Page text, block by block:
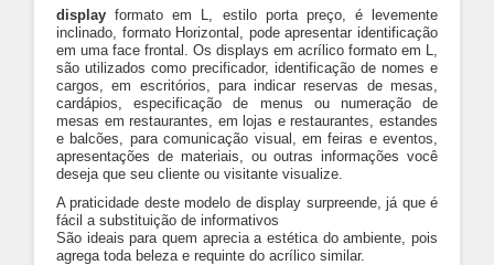
displayformato em L, estilo porta preço, é levemente
inclinado, formato Horizontal, pode apresentar identificação
em uma face frontal. Os displays em acrílico formato em L,
são utilizados como precificador, identificação de nomes e
cargos, em escritórios, para indicar reservas de mesas,
cardápios, especificação de menus ou numeração de
mesas em restaurantes, em lojas e restaurantes, estandes
e balcões, para comunicação visual, em feiras e eventos,
apresentações de materiais, ou outras informações você
deseja que seu cliente ou visitante visualize.
A praticidade deste modelo de display surpreende, já que é
fácil a substituição de informativos
São ideais para quem aprecia a estética do ambiente, pois
agrega toda beleza e requinte do acrílico similar.